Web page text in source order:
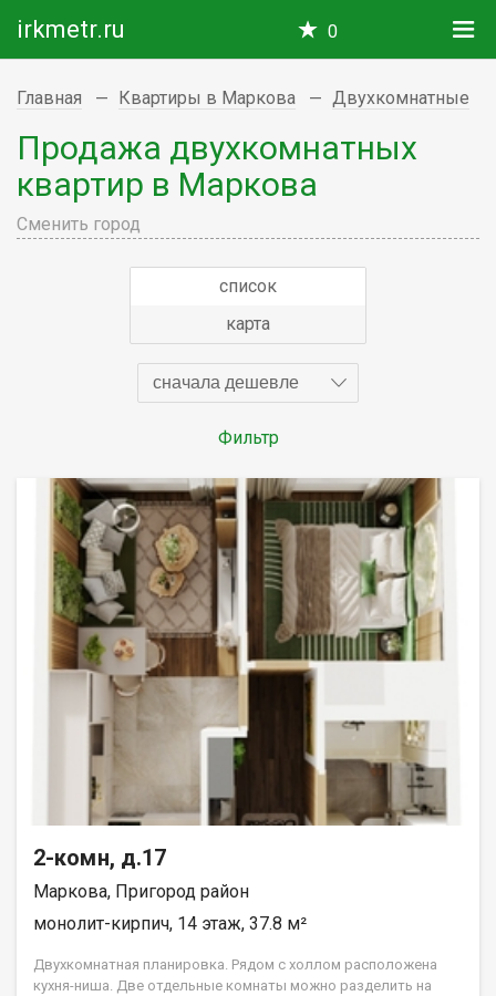
irkmetr.ru 0
Главная Квартиры в Маркова Двухкомнатные
Продажа двухкомнатных
квартир в Маркова
Сменить город
список
карта
сначала дешевле
Фильтр
2-комн, д.17
Маркова, Пригород район
монолит-кирпич, 14 этаж, 37.8 м²
Двухкомнатная планировка. Рядом с холлом расположена
кухня-ниша. Две отдельные комнаты можно разделить на